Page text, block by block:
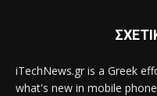
iTechNews.gr is a Greek
what's new in mobile